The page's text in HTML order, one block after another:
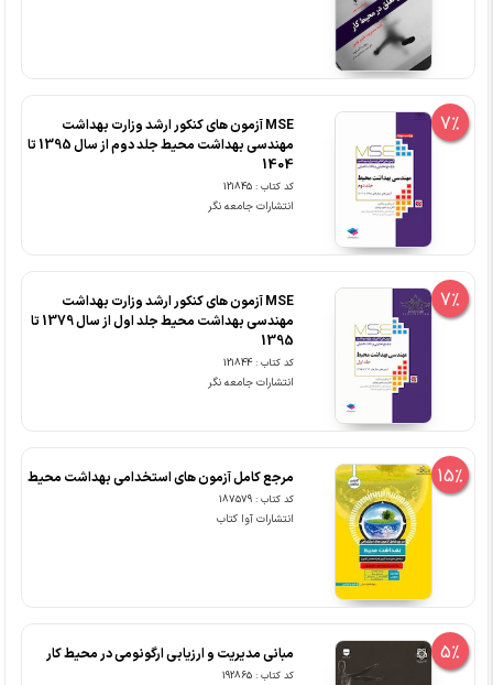
7%
MSE آزمون های کنکور ارشد وزارت بهداشت
مهندسی بهداشت محیط جلد دوم از سال 1395 تا
1404
کد کتاب : 121845
انتشارات جامعه نگر
7%
MSE آزمون های کنکور ارشد وزارت بهداشت
مهندسی بهداشت محیط جلد اول از سال 1379 تا
1395
کد کتاب : 121844
انتشارات جامعه نگر
15% مرجع کامل آزمون های استخدامی بهداشت محیط
کد کتاب : 187579
انتشارات آوا کتاب
5% مبانی مدیریت و ارزیابی ارگونومی در محیط کار
کد کتاب : 192865